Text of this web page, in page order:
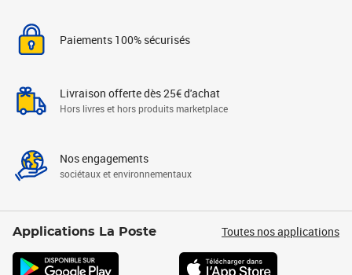
Paiements 100% sécurisés
Livraison offerte dès 25€ d'achat
Hors livres et hors produits marketplace
Nos engagements
sociétaux et environnementaux
Applications La Poste Toutes nos applications